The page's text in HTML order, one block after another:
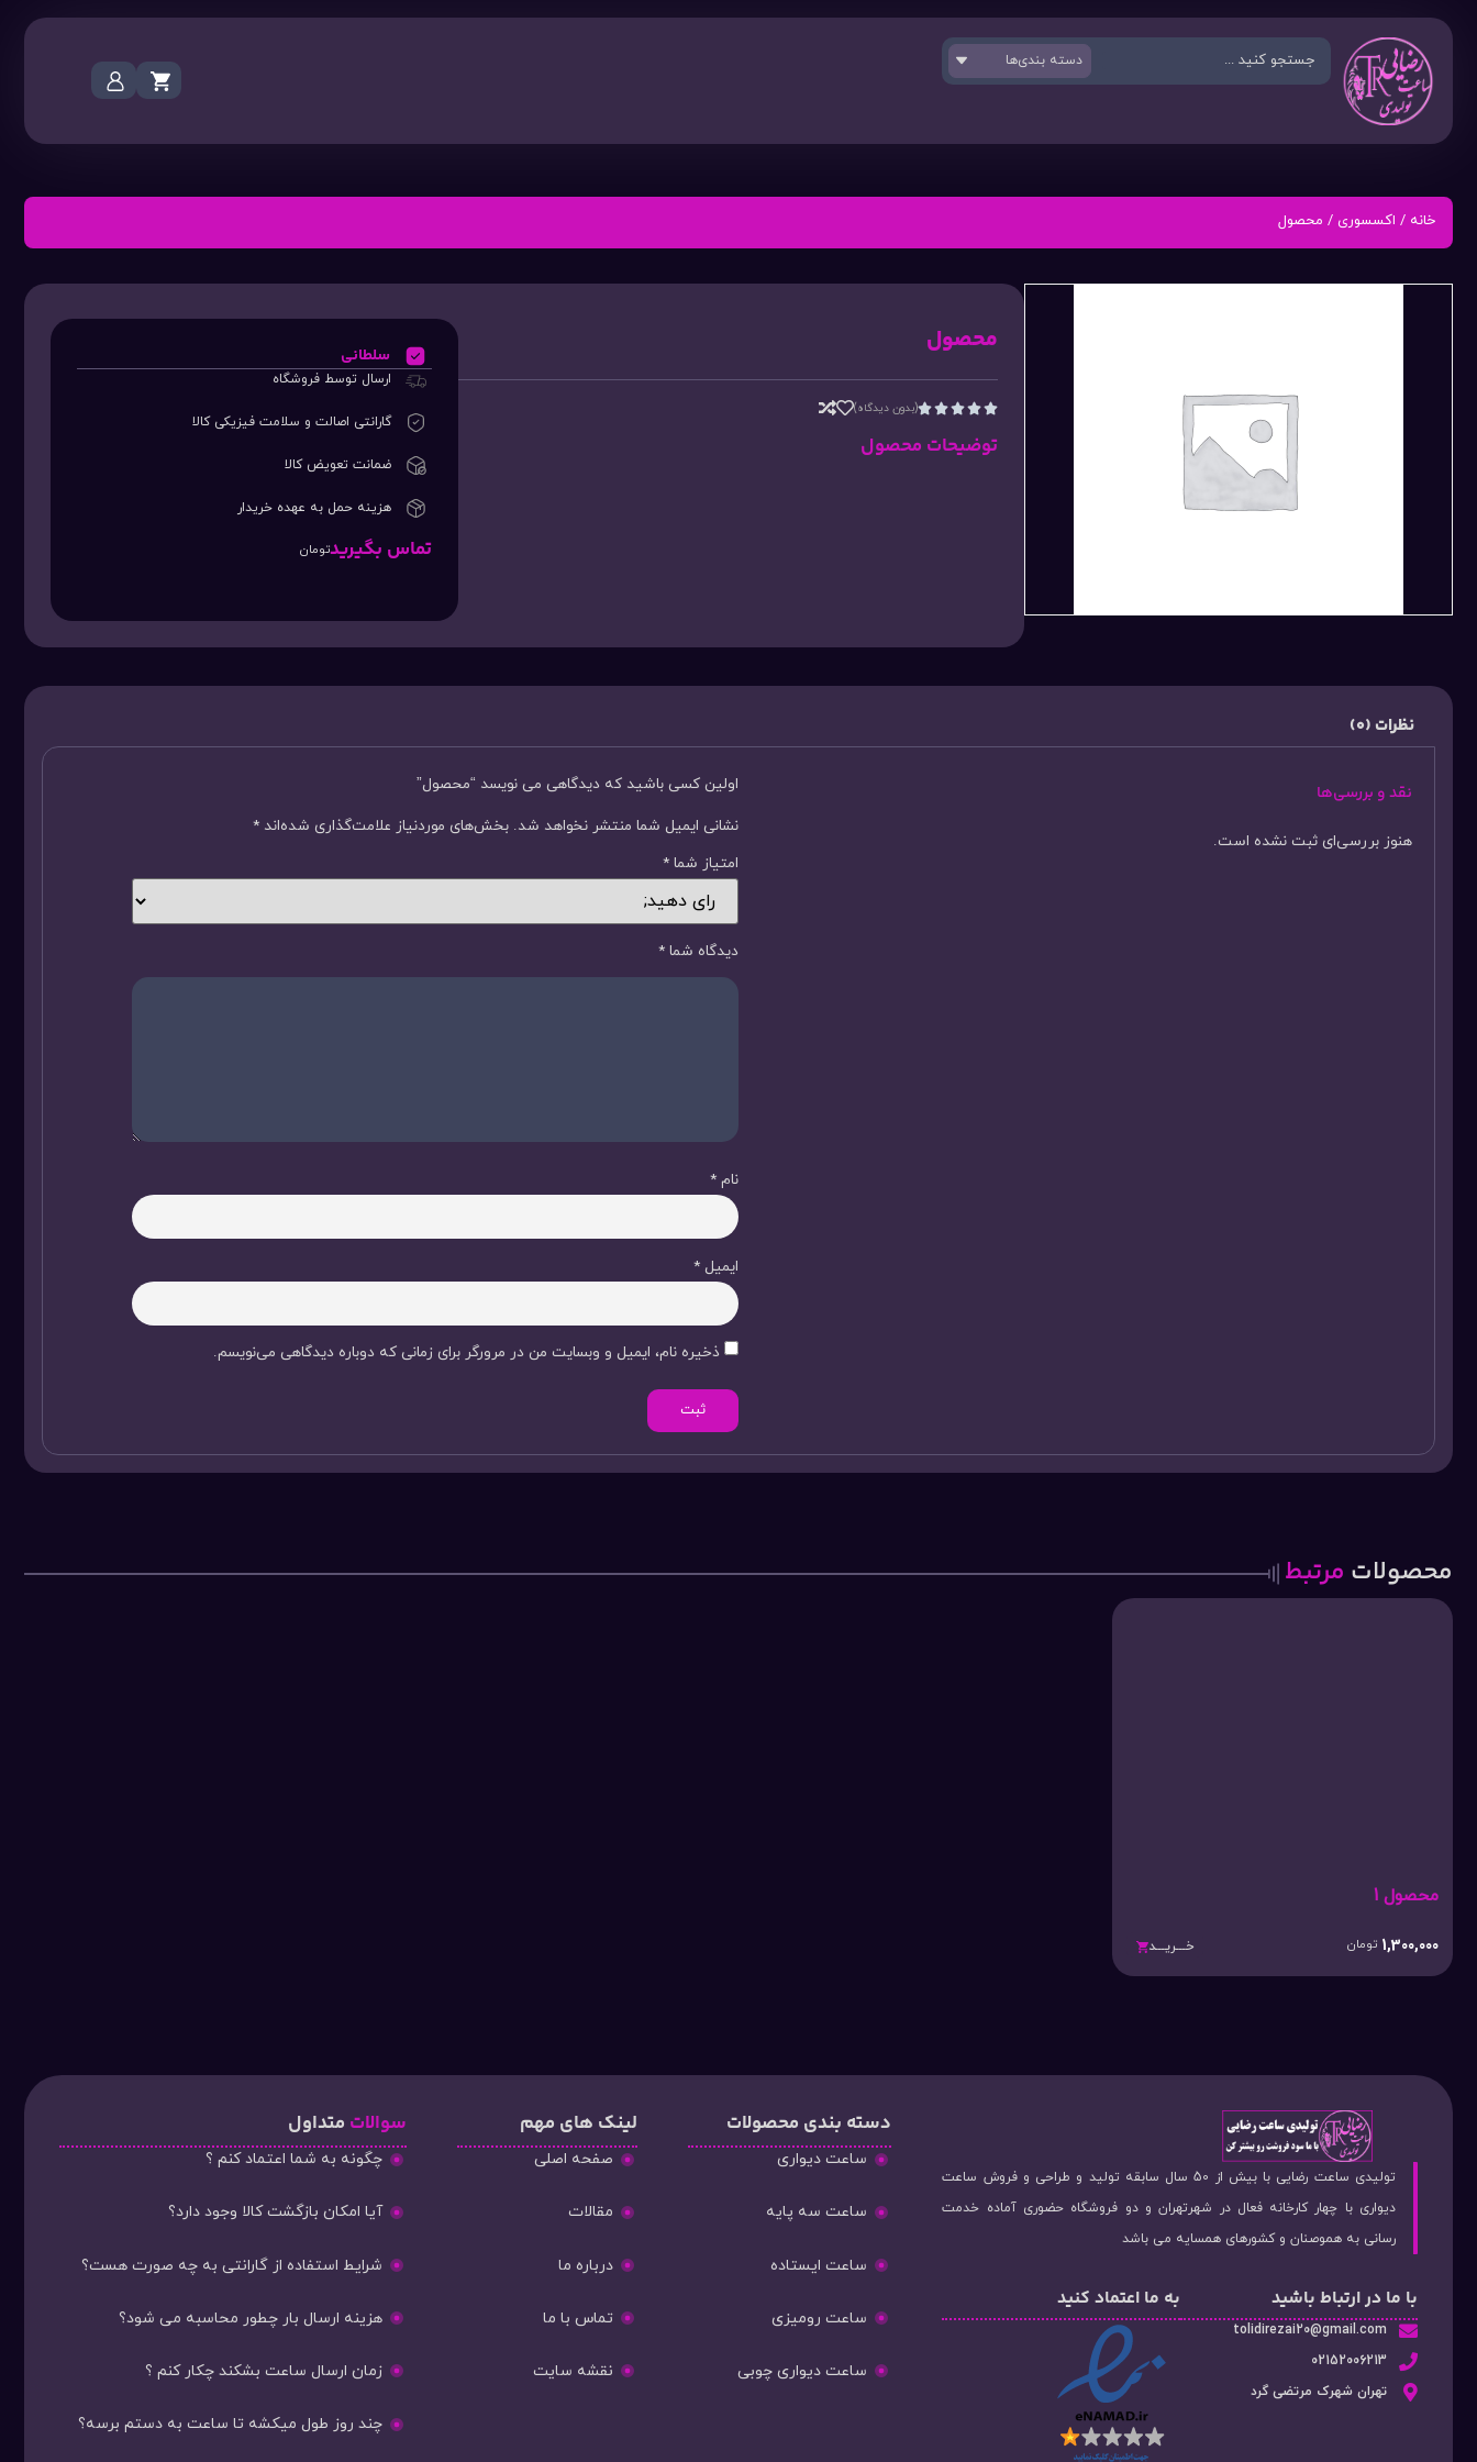
خانه / اکسسوری / محصول
محصول




(بدون دیدگاه)
توضیحات محصول
سلطانی
ارسال توسط فروشگاه
گارانتی اصالت و سلامت فیزیکی کالا
ضمانت تعویض کالا
هزینه حمل به عهده خریدار
تماس بگیریدتومان
نظرات (0)
نقد و بررسی‌ها
هنوز بررسی‌ای ثبت نشده است.
اولین کسی باشید که دیدگاهی می نویسد “محصول”
نشانی ایمیل شما منتشر نخواهد شد. بخش‌های موردنیاز علامت‌گذاری شده‌اند *
امتیاز شما *
دیدگاه شما *
نام *
ایمیل *
ذخیره نام، ایمیل و وبسایت من در مرورگر برای زمانی که دوباره دیدگاهی می‌نویسم.
محصولات مرتبط
محصول 1
1,300,000 تومان خـــریـــد
تولیدی ساعت رضایی با بیش از 50 سال سابقه تولید و طراحی و فروش ساعت
دیواری با چهار کارخانه فعال در شهرتهران و دو فروشگاه حضوری آماده خدمت
رسانی به هموصنان و کشورهای همسایه می باشد
با ما در ارتباط باشید
tolidirezai20@gmail.com
02152006213
تهران شهرک مرتضی گرد
به ما اعتماد کنید
دسته‌ بندی محصولات
ساعت دیواری
ساعت سه پایه
ساعت ایستاده
ساعت رومیزی
ساعت دیواری چوبی
لینک های مهم
صفحه اصلی
مقالات
درباره ما
تماس با ما
نقشه سایت
سوالات متداول
چگونه به شما اعتماد کنم ؟
آیا امکان بازگشت کالا وجود دارد؟
شرایط استفاده از گارانتی به چه صورت هست؟
هزینه ارسال بار چطور محاسبه می شود؟
زمان ارسال ساعت بشکند چکار کنم ؟
چند روز طول میکشه تا ساعت به دستم برسه؟